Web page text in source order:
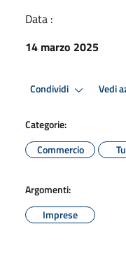
Data :
14 marzo 2025
Condividi Vedi
Categorie:
Commercio
Argomenti:
Imprese